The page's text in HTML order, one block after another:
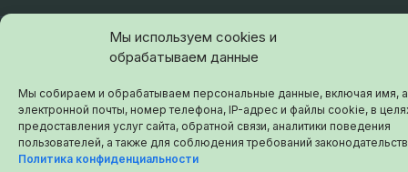
Мы используем cookies и
обрабатываем данные
Мы собираем и обрабатываем персональные данные, включая имя,
электронной почты, номер телефона, IP-адрес и файлы cookie, в
предоставления услуг сайта, обратной связи, аналитики поведения
пользователей, а также для соблюдения требований
Политика конфиденциальности
© 2026 aclips.ru